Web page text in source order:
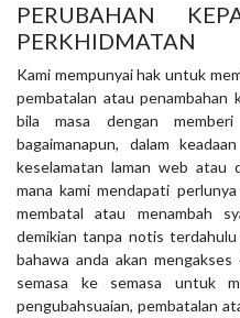
PERUBAHAN
PERKHIDMATAN
Kami mempunyai hak untuk
pembatalan atau penambahan
bila masa dengan
bagaimanapun, dalam
keselamatan laman web atau
mana kami mendapati
membatal atau menambah
demikian tanpa notis
bahawa anda akan
semasa ke semasa untuk
pengubahsuaian, pembatalan